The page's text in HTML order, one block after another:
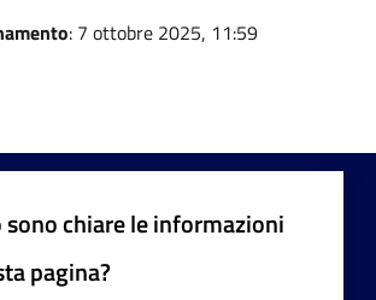
: 7 ottobre 2025, 11:59
sono chiare le informazioni
pagina?